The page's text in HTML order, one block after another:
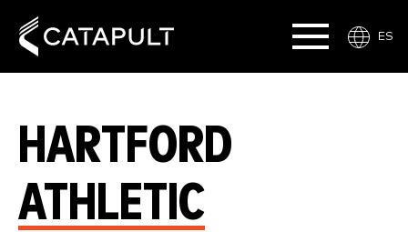
ES
HARTFORD
ATHLETIC